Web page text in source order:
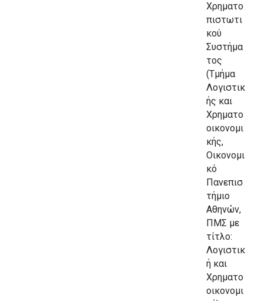
Χρηματο
πιστωτι
κού
Συστήμα
τος
(Τμήμα
Λογιστικ
ής και
Χρηματο
οικονομι
κής,
Οικονομι
κό
Πανεπισ
τήμιο
Αθηνών,
ΠΜΣ με
τίτλο:
Λογιστικ
ή και
Χρηματο
οικονομι